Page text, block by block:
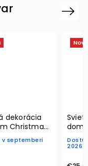
dekorácia
Christmas
2026– Villeroy
septemberi
2026
Next